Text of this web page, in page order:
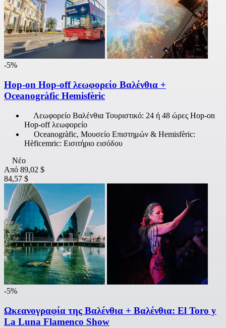
-5%
Hop-on Hop-off λεωφορείο Βαλένθια +
Oceanogràfic Hemisfèric
Λεωφορείο Βαλένθια Τουριστικό: 24 ή 48 ώρες Hop-on
Hop-off λεωφορείο
Oceanogràfic, Μουσείο Επιστημών & Hemisfèric:
Hèficemric: Εισιτήριο εισόδου
Νέο
Από 89,02 $
84,57 $
-5%
Ωκεανογραφία της Βαλένθια + Βαλένθια: El Toro y
La Luna Flamenco Show